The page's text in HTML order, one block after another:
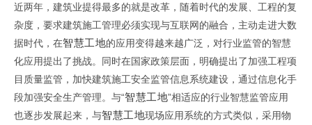
近两年，建筑业提得最多的就是改革，随着时代的发展、工程的复
杂度，要求建筑施工管理必须实现与互联网的融合，主动走进大数
据时代，在智慧工地的应用变得越来越广泛，对行业监管的智慧
化应用提出了挑战。同时在国家政策层面，明确提出了加强工程项
目质量监管，加快建筑施工安全监管信息系统建设，通过信息化手
段加强安全生产管理。与“智慧工地”相适应的行业智慧监管应用
也逐步发展起来，与智慧工地现场应用系统的方式类似，采用物